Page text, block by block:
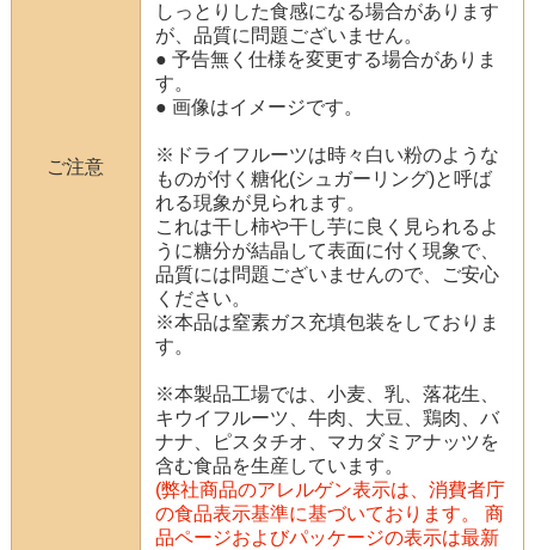
ご注意
しっとりした食感になる場合があります
が、品質に問題ございません。
● 予告無く仕様を変更する場合がありま
す。
● 画像はイメージです。
※ドライフルーツは時々白い粉のような
ものが付く糖化(シュガーリング)と呼ば
れる現象が見られます。
これは干し柿や干し芋に良く見られるよ
うに糖分が結晶して表面に付く現象で、
品質には問題ございませんので、ご安心
ください。
※本品は窒素ガス充填包装をしておりま
す。
※本製品工場では、小麦、乳、落花生、
キウイフルーツ、牛肉、大豆、鶏肉、バ
ナナ、ピスタチオ、マカダミアナッツを
含む食品を生産しています。
(弊社商品のアレルゲン表示は、消費者庁
の食品表示基準に基づいております。 商
品ページおよびパッケージの表示は最新